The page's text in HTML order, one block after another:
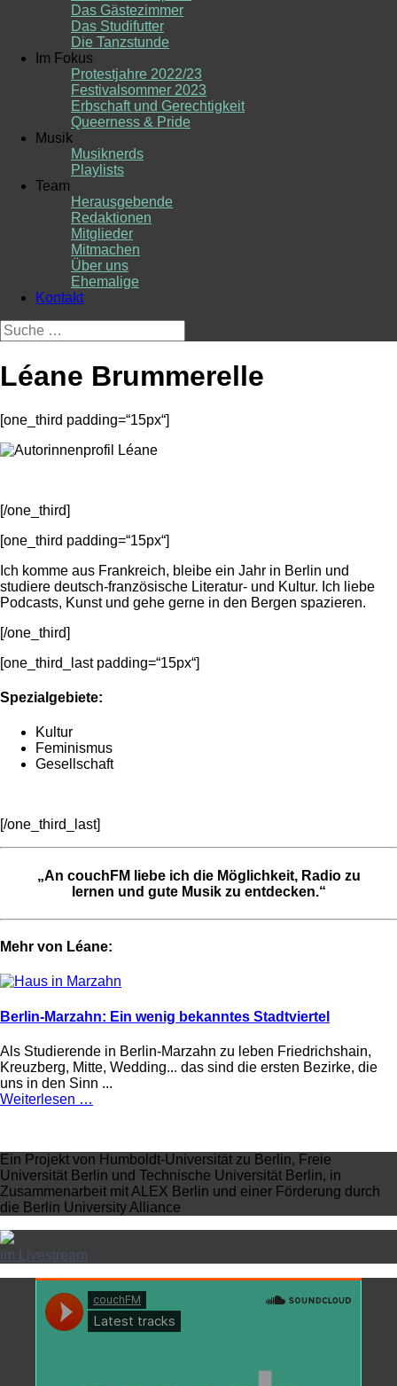
Das Gästezimmer
Das Studifutter
Die Tanzstunde
Im Fokus
Protestjahre 2022/23
Festivalsommer 2023
Erbschaft und Gerechtigkeit
Queerness & Pride
Musik
Musiknerds
Playlists
Team
Herausgebende
Redaktionen
Mitglieder
Mitmachen
Über uns
Ehemalige
Kontakt
Suche
nach:
Léane Brummerelle
[one_third padding=“15px“]
[/one_third]
[one_third padding=“15px“]
Ich komme aus Frankreich, bleibe ein Jahr in Berlin und
studiere deutsch-französische Literatur- und Kultur. Ich liebe
Podcasts, Kunst und gehe gerne in den Bergen spazieren.
[/one_third]
[one_third_last padding=“15px“]
Spezialgebiete:
Kultur
Feminismus
Gesellschaft
[/one_third_last]
„An couchFM liebe ich die Möglichkeit, Radio zu
lernen und gute Musik zu entdecken.“
Mehr von Léane:
Berlin-Marzahn: Ein wenig bekanntes Stadtviertel
Als Studierende in Berlin-Marzahn zu leben Friedrichshain,
Kreuzberg, Mitte, Wedding... das sind die ersten Bezirke, die
uns in den Sinn ...
Weiterlesen …
Ein Projekt von Humboldt-Universität zu Berlin, Freie
Universität Berlin und Technische Universität Berlin, in
Zusammenarbeit mit ALEX Berlin und einer Förderung durch
die Berlin University Alliance
im Livestream